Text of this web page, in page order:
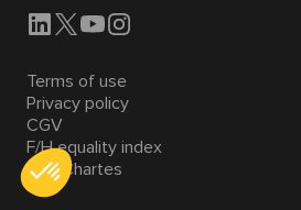
Terms of use
Privacy policy
CGV
F/H equality index
Nos Chartes